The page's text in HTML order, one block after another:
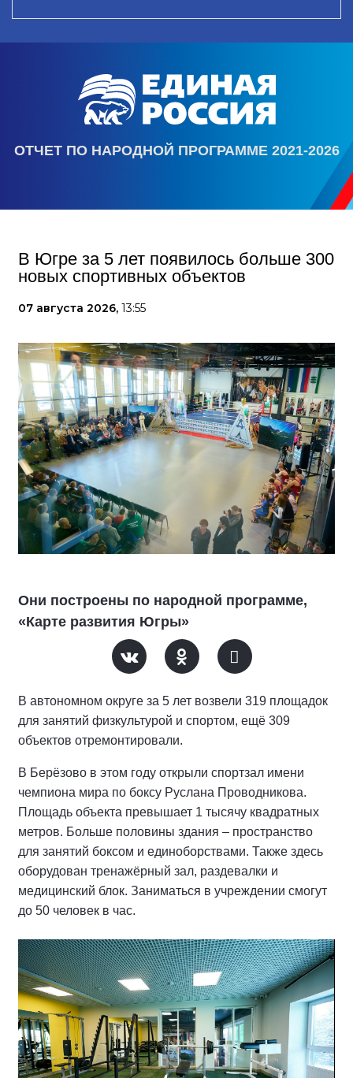
ОТЧЕТ ПО НАРОДНОЙ ПРОГРАММЕ 2021-2026
В Югре за 5 лет появилось больше 300
новых спортивных объектов
07 августа 2026, 13:55
Они построены по народной программе,
«Карте развития Югры»
В автономном округе за 5 лет возвели 319 площадок
для занятий физкультурой и спортом, ещё 309
объектов отремонтировали.
В Берёзово в этом году открыли спортзал имени
чемпиона мира по боксу Руслана Проводникова.
Площадь объекта превышает 1 тысячу квадратных
метров. Больше половины здания – пространство
для занятий боксом и единоборствами. Также здесь
оборудован тренажёрный зал, раздевалки и
медицинский блок. Заниматься в учреждении смогут
до 50 человек в час.